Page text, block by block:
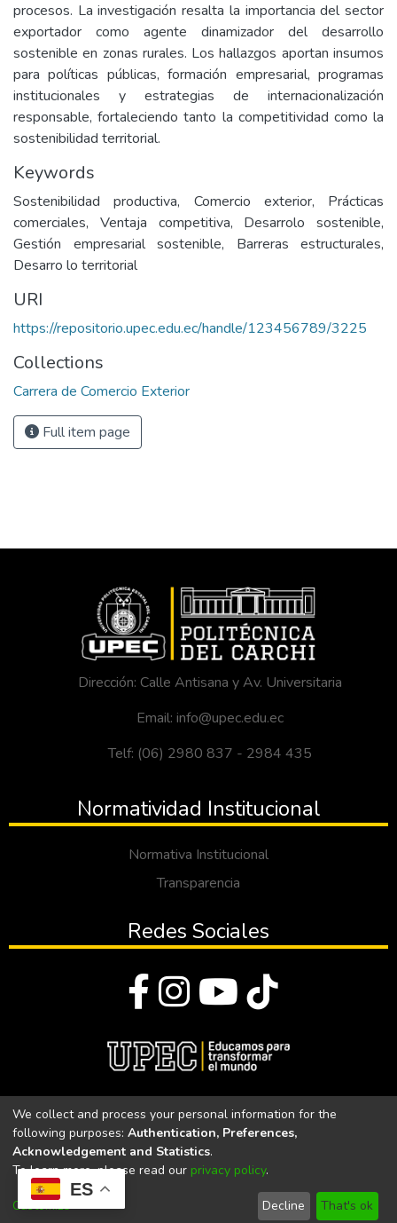
ES
procesos. La investigación resalta la importancia del sector
exportador como agente dinamizador del desarrollo
sostenible en zonas rurales. Los hallazgos aportan insumos
para políticas públicas, formación empresarial, programas
institucionales y estrategias de internacionalización
responsable, fortaleciendo tanto la competitividad como la
sostenibilidad territorial.
Keywords
Sostenibilidad productiva, Comercio exterior, Prácticas
comerciales, Ventaja competitiva, Desarrolo sostenible,
Gestión empresarial sostenible, Barreras estructurales,
Desarro lo territorial
URI
https://repositorio.upec.edu.ec/handle/123456789/3225
Collections
Carrera de Comercio Exterior
Full item page
Dirección: Calle Antisana y Av. Universitaria
Email: info@upec.edu.ec
Telf: (06) 2980 837 - 2984 435
Normatividad Institucional
Normativa Institucional
Transparencia
Redes Sociales
Universidad Politécnica Estatal del Carchi
Universidad Politécnica Estatal del Carchi | Acreditada por el
CACES Resolución N°. 160-SE-33-CACES-2020
We collect and process your personal information for the
following purposes: Authentication, Preferences,
Acknowledgement and Statistics.
To learn more, please read our privacy policy.
Customize Decline That's ok